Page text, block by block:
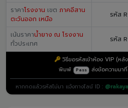
ราคาโรงงาน เขต ภาคอีสาน
ตะวันออก เหนือ
รหัส
เน้นราคาน้ำยาง ณ โรงงาน
ทั่วประเทศ
รหัส
วิธีขอรหัสเข้าห้อง VIP (หลั
พิมพ์
Pass ส่งข้อความมาที่
หากกดแล้วรหัสไม่มา แจ้งทางไลน์ ID :